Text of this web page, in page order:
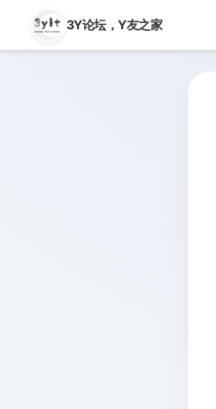
3Y论坛，Y友之家